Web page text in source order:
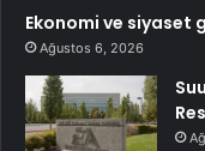
Ekonomi ve siyaset
Ağustos 6, 2026